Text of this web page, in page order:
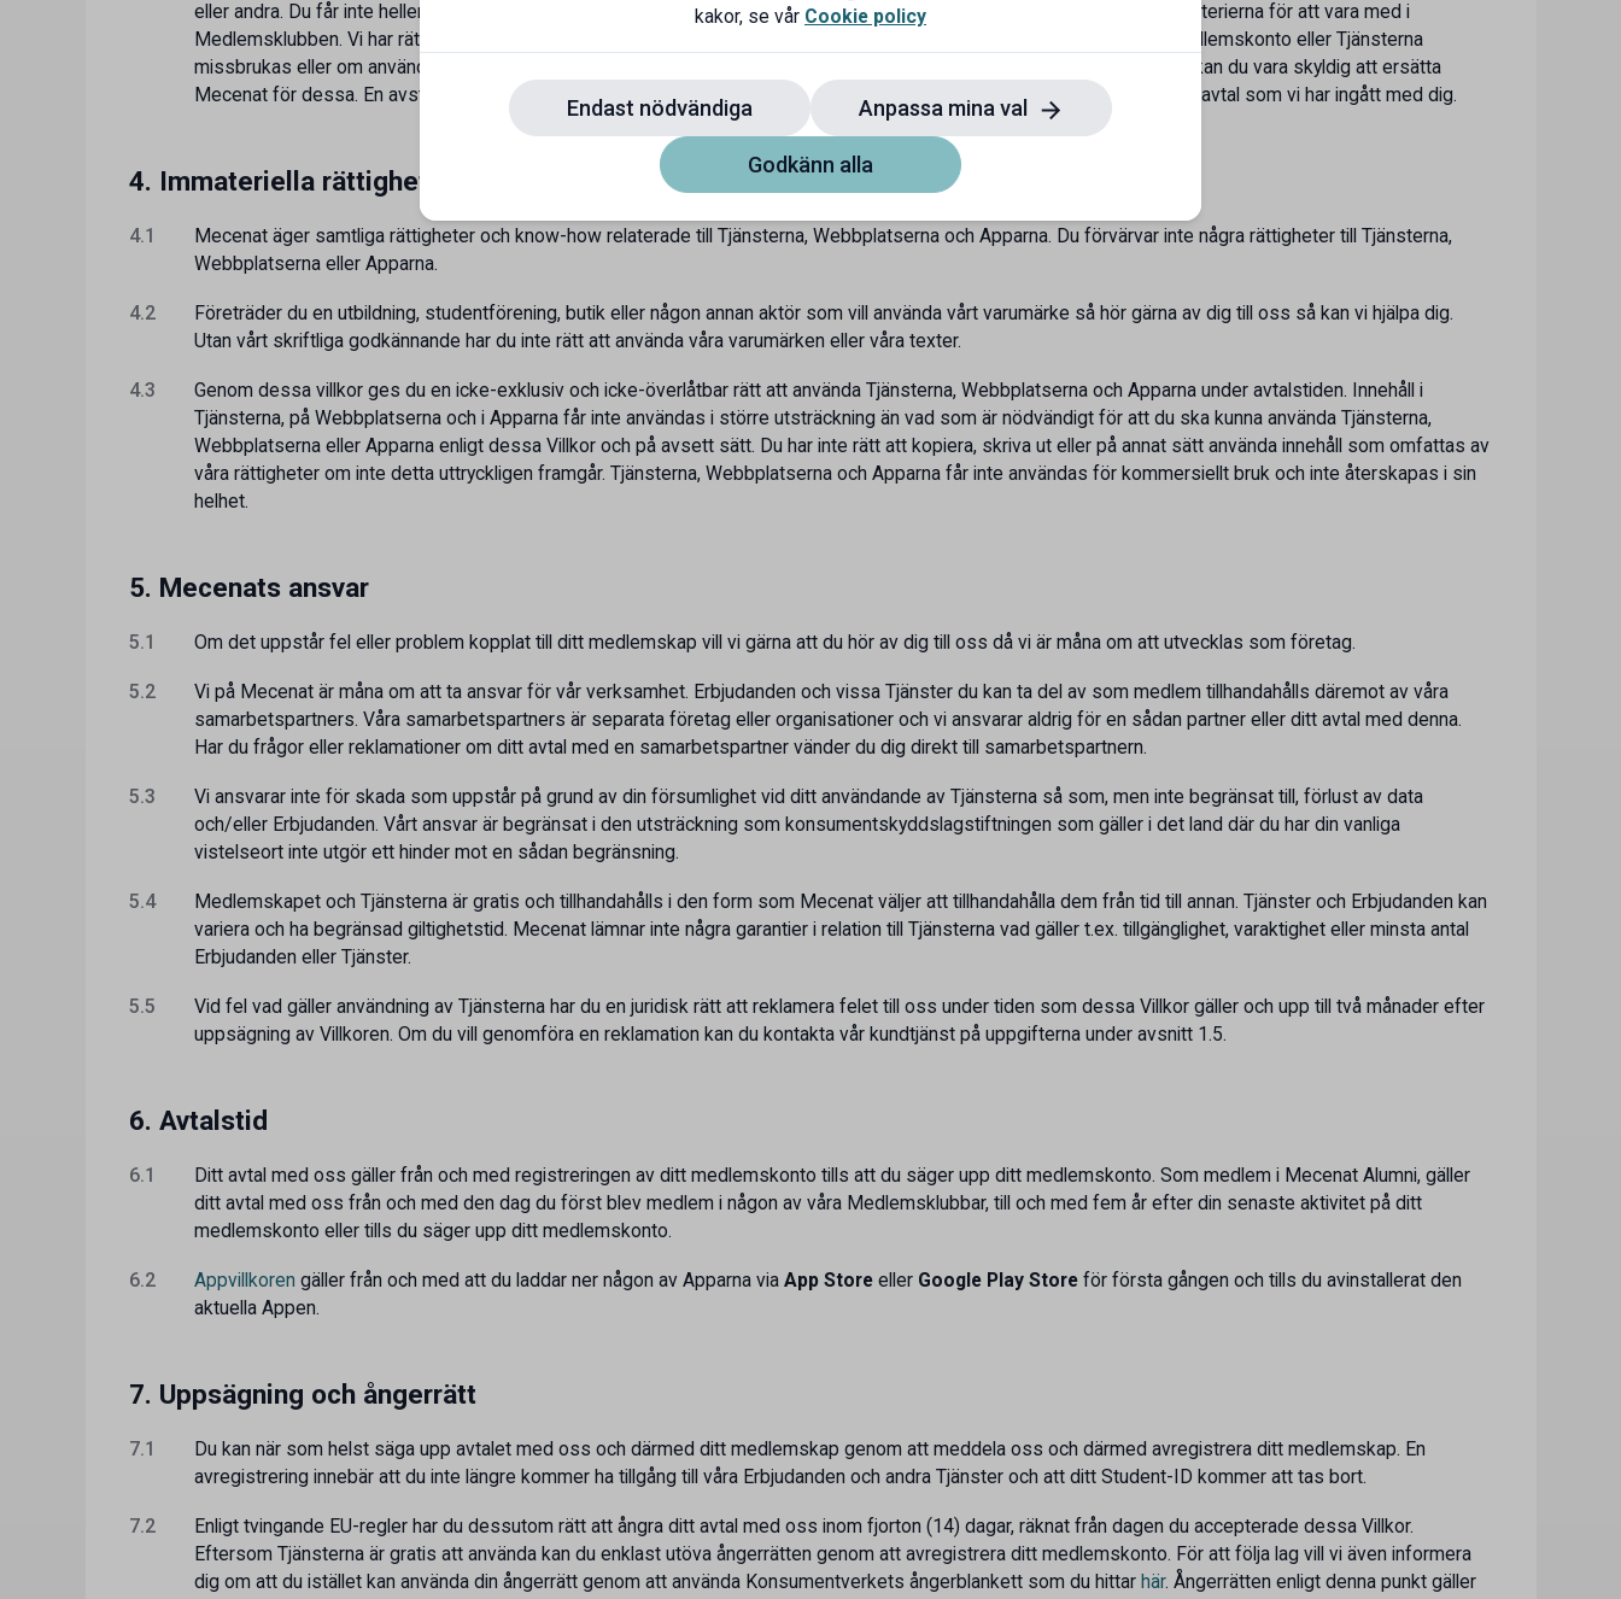
eller andra. Du får inte heller försöka få tillgång till Tjänsterna som inte tillhandahålls dig, till exempel om du inte uppfyller kriterierna för att vara med i
Medlemsklubben. Vi har rätt att stänga av dig från fortsatt användning av ditt medlemskonto om vi misstänker att ditt medlemskonto eller Tjänsterna
missbrukas eller om användningen på annat sätt bryter mot Villkoren. Skulle missbruket ha lett till kostnader för Mecenat kan du vara skyldig att ersätta
Mecenat för dessa. En avstängning ska inte ses som en underlåtenhet från vår sida att tillhandahålla Tjänsterna enligt det avtal som vi har ingått med dig.
4. Immateriella rättigheter
4.1
Mecenat äger samtliga rättigheter och know-how relaterade till Tjänsterna, Webbplatserna och Apparna. Du förvärvar inte några rättigheter till Tjänsterna,
Webbplatserna eller Apparna.
4.2
Företräder du en utbildning, studentförening, butik eller någon annan aktör som vill använda vårt varumärke så hör gärna av dig till oss så kan vi hjälpa dig.
Utan vårt skriftliga godkännande har du inte rätt att använda våra varumärken eller våra texter.
4.3
Genom dessa villkor ges du en icke-exklusiv och icke-överlåtbar rätt att använda Tjänsterna, Webbplatserna och Apparna under avtalstiden. Innehåll i
Tjänsterna, på Webbplatserna och i Apparna får inte användas i större utsträckning än vad som är nödvändigt för att du ska kunna använda Tjänsterna,
Webbplatserna eller Apparna enligt dessa Villkor och på avsett sätt. Du har inte rätt att kopiera, skriva ut eller på annat sätt använda innehåll som omfattas av
våra rättigheter om inte detta uttryckligen framgår. Tjänsterna, Webbplatserna och Apparna får inte användas för kommersiellt bruk och inte återskapas i sin
helhet.
5. Mecenats ansvar
5.1 Om det uppstår fel eller problem kopplat till ditt medlemskap vill vi gärna att du hör av dig till oss då vi är måna om att utvecklas som företag.
5.2
Vi på Mecenat är måna om att ta ansvar för vår verksamhet. Erbjudanden och vissa Tjänster du kan ta del av som medlem tillhandahålls däremot av våra
samarbetspartners. Våra samarbetspartners är separata företag eller organisationer och vi ansvarar aldrig för en sådan partner eller ditt avtal med denna.
Har du frågor eller reklamationer om ditt avtal med en samarbetspartner vänder du dig direkt till samarbetspartnern.
5.3
Vi ansvarar inte för skada som uppstår på grund av din försumlighet vid ditt användande av Tjänsterna så som, men inte begränsat till, förlust av data
och/eller Erbjudanden. Vårt ansvar är begränsat i den utsträckning som konsumentskyddslagstiftningen som gäller i det land där du har din vanliga
vistelseort inte utgör ett hinder mot en sådan begränsning.
5.4
Medlemskapet och Tjänsterna är gratis och tillhandahålls i den form som Mecenat väljer att tillhandahålla dem från tid till annan. Tjänster och Erbjudanden kan
variera och ha begränsad giltighetstid. Mecenat lämnar inte några garantier i relation till Tjänsterna vad gäller t.ex. tillgänglighet, varaktighet eller minsta antal
Erbjudanden eller Tjänster.
5.5
Vid fel vad gäller användning av Tjänsterna har du en juridisk rätt att reklamera felet till oss under tiden som dessa Villkor gäller och upp till två månader efter
uppsägning av Villkoren. Om du vill genomföra en reklamation kan du kontakta vår kundtjänst på uppgifterna under avsnitt 1.5.
6. Avtalstid
6.1
Ditt avtal med oss gäller från och med registreringen av ditt medlemskonto tills att du säger upp ditt medlemskonto. Som medlem i Mecenat Alumni, gäller
ditt avtal med oss från och med den dag du först blev medlem i någon av våra Medlemsklubbar, till och med fem år efter din senaste aktivitet på ditt
medlemskonto eller tills du säger upp ditt medlemskonto.
6.2 Appvillkoren gäller från och med att du laddar ner någon av Apparna via App Storeeller Google Play Storeför första gången och tills du avinstallerat den
aktuella Appen.
7. Uppsägning och ångerrätt
7.1
Du kan när som helst säga upp avtalet med oss och därmed ditt medlemskap genom att meddela oss och därmed avregistrera ditt medlemskap. En
avregistrering innebär att du inte längre kommer ha tillgång till våra Erbjudanden och andra Tjänster och att ditt Student-ID kommer att tas bort.
7.2
Enligt tvingande EU-regler har du dessutom rätt att ångra ditt avtal med oss inom fjorton (14) dagar, räknat från dagen du accepterade dessa Villkor.
Eftersom Tjänsterna är gratis att använda kan du enklast utöva ångerrätten genom att avregistrera ditt medlemskonto. För att följa lag vill vi även informera
dig om att du istället kan använda din ångerrätt genom att använda Konsumentverkets ångerblankett som du hittar här. Ångerrätten enligt denna punkt gäller
kakor, se vår Cookie policy
Endast nödvändiga Anpassa mina val
Godkänn alla